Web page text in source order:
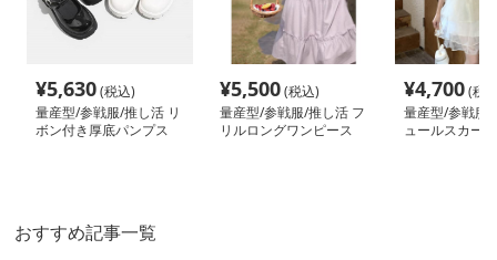
¥5,630(税込)
量産型/参戦服/推し活 リ
ボン付き厚底パンプス
¥5,500(税込)
量産型/参戦服/推し活 フ
リルロングワンピース
¥4,700(税
量産型/参戦服/
ュールスカー
おすすめ記事一覧